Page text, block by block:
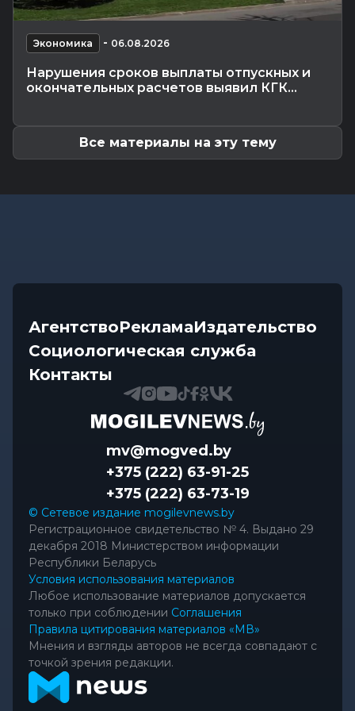
25 лет на страже здорового питания: у «Диеты»
— юбилей
Калейдоскоп - 07.08.2026 06:30
знакам зодиака 8 августа
06.08.2026 20:35
Экономика - 06.08.2026
Нарушения сроков выплаты отпускных и
окончательных расчетов выявил КГК...
Все материалы на эту тему
АгентствоРекламаИздательство
Социологическая служба
Контакты
mv@mogved.by
+375 (222) 63-91-25
+375 (222) 63-73-19
© Сетевое издание mogilevnews.by
Регистрационное свидетельство № 4. Выдано 29
декабря 2018 Министерством информации
Республики Беларусь
Условия использования материалов
Любое использование материалов допускается
только при соблюдении Соглашения
Правила цитирования материалов «МВ»
Мнения и взгляды авторов не всегда совпадают с
точкой зрения редакции.